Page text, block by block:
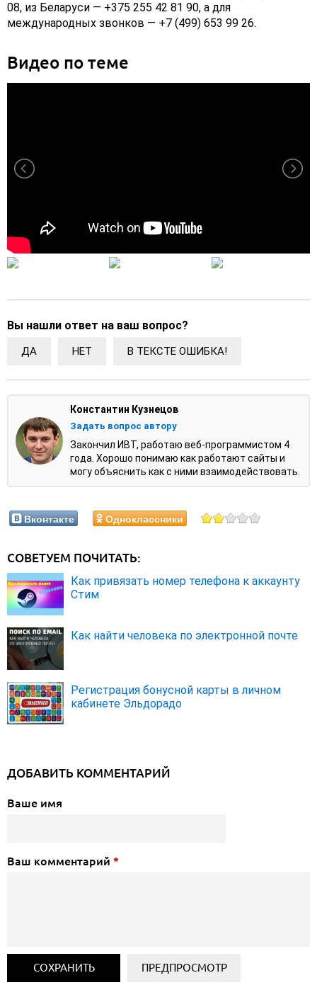
08, из Беларуси — +375 255 42 81 90, а для
международных звонков — +7 (499) 653 99 26.
Видео по теме
Вы нашли ответ на ваш вопрос?
ДА НЕТ В ТЕКСТЕ ОШИБКА!
Константин Кузнецов
Задать вопрос автору
Закончил ИВТ, работаю веб-программистом 4
года. Хорошо понимаю как работают сайты и
могу объяснить как с ними взаимодействовать.
Вконтакте Одноклассники
СОВЕТУЕМ ПОЧИТАТЬ:
Как привязать номер телефона к аккаунту
Стим
Как найти человека по электронной почте
Регистрация бонусной карты в личном
кабинете Эльдорадо
ДОБАВИТЬ КОММЕНТАРИЙ
Ваше имя
Ваш комментарий *